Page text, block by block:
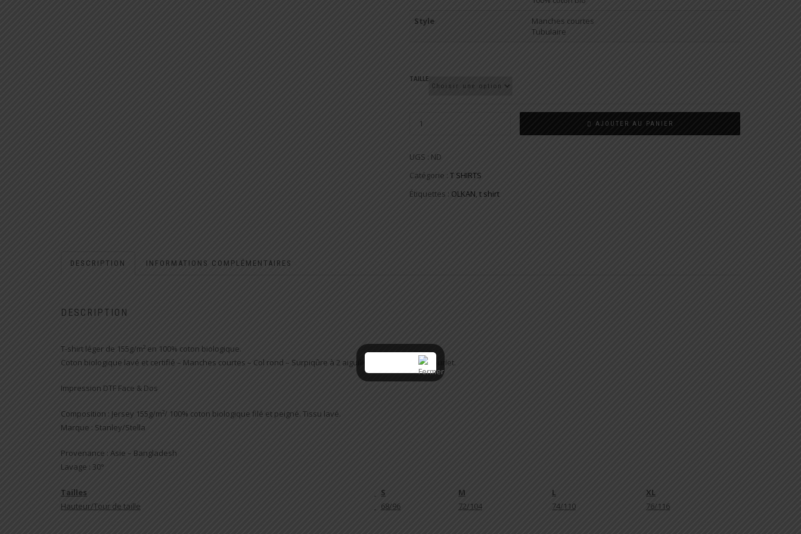
Style
Manches courtes
Tubulaire
TAILLE
AJOUTER AU PANIER
UGS : ND
Catégorie : T SHIRTS
Étiquettes : OLKAN, t shirt
DESCRIPTION INFORMATIONS COMPLÉMENTAIRES
DESCRIPTION
T-shirt léger de 155g/m² en 100% coton biologique.
Coton biologique lavé et certifié – Manches courtes – Col rond – Surpiqûre à 2 aiguilles au poignet et à l’ourlet.
Impression DTF Face & Dos
Composition : Jersey 155g/m²/ 100% coton biologique filé et peigné. Tissu lavé.
Marque : Stanley/Stella
Provenance : Asie – Bangladesh
Lavage : 30°
Tailles S M L
XL
Hauteur/Tour de taille
68/96 72/104 74/110 76/116